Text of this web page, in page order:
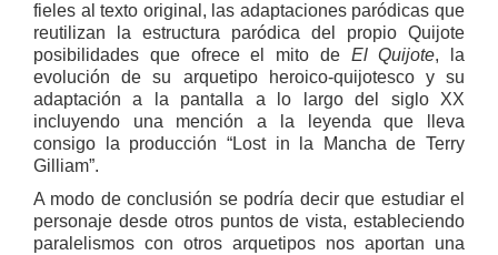
fieles al texto original, las adaptaciones paródicas que
reutilizan la estructura paródica del propio Quijote
posibilidades que ofrece el mito de El Quijote, la
evolución de su arquetipo heroico-quijotesco y su
adaptación a la pantalla a lo largo del siglo XX
incluyendo una mención a la leyenda que lleva
consigo la producción “Lost in la Mancha de Terry
Gilliam”.
A modo de conclusión se podría decir que estudiar el
personaje desde otros puntos de vista, estableciendo
paralelismos con otros arquetipos nos aportan una